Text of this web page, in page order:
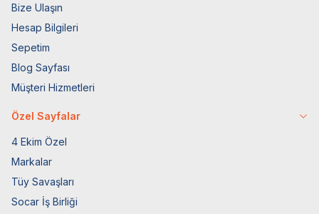
Bize Ulaşın
Hesap Bilgileri
Sepetim
Blog Sayfası
Müşteri Hizmetleri
Özel Sayfalar
4 Ekim Özel
Markalar
Tüy Savaşları
Socar İş Birliği